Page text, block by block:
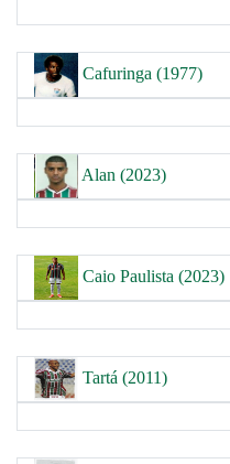
Cafuringa (1977)
Alan (2023)
Caio Paulista (2023)
Tartá (2011)